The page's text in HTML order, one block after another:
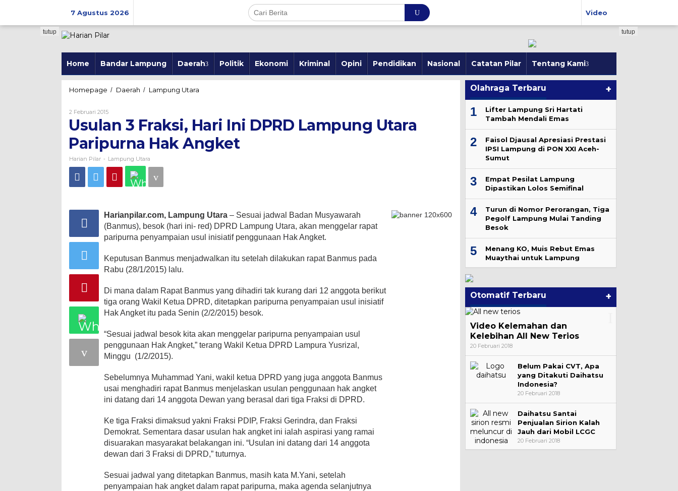
7 Agustus 2026 Video
Home Bandar Lampung Daerah Politik Ekonomi Kriminal Opini Pendidikan Nasional Catatan Pilar Tentang Kami
tutup tutup
Homepage / Daerah / Lampung Utara
Ini
Lampung
Utara
2 Februari 2015Oleh
Pilar
Usulan 3 Fraksi, Hari Ini DPRD Lampung Utara
Paripurna Hak Angket
Harian Pilar - Lampung Utara
Harianpilar.com, Lampung Utara – Sesuai jadwal Badan Musyawarah
(Banmus), besok (hari ini- red) DPRD Lampung Utara, akan menggelar rapat
paripurna penyampaian usul inisiatif penggunaan Hak Angket.
Keputusan Banmus menjadwalkan itu setelah dilakukan rapat Banmus pada
Rabu (28/1/2015) lalu.
Di mana dalam Rapat Banmus yang dihadiri tak kurang dari 12 anggota berikut
tiga orang Wakil Ketua DPRD, ditetapkan paripurna penyampaian usul inisiatif
Hak Angket itu pada Senin (2/2/2015) besok.
“Sesuai jadwal besok kita akan menggelar paripurna penyampaian usul
penggunaan Hak Angket,” terang Wakil Ketua DPRD Lampura Yusrizal,
Minggu (1/2/2015).
Sebelumnya Muhammad Yani, wakil ketua DPRD yang juga anggota Banmus
usai menghadiri rapat Banmus menjelaskan usulan penggunaan hak angket
ini datang dari 14 anggota Dewan yang berasal dari tiga Fraksi di DPRD.
Ke tiga Fraksi dimaksud yakni Fraksi PDIP, Fraksi Gerindra, dan Fraksi
Demokrat. Sementara dasar usulan hak angket ini ialah aspirasi yang ramai
disuarakan masyarakat belakangan ini. “Usulan ini datang dari 14 anggota
dewan dari 3 Fraksi di DPRD,” tuturnya.
Sesuai jadwal yang ditetapkan Banmus, masih kata M.Yani, setelah
penyampaian hak angket dalam rapat paripurna, maka agenda selanjutnya
Olahraga Terbaru +
1
Lifter Lampung Sri Hartati
Tambah Mendali Emas
2
Faisol Djausal Apresiasi Prestasi
IPSI Lampung di PON XXI Aceh-
Sumut
3
Empat Pesilat Lampung
Dipastikan Lolos Semifinal
4
Turun di Nomor Perorangan, Tiga
Pegolf Lampung Mulai Tanding
Besok
5
Menang KO, Muis Rebut Emas
Muaythai untuk Lampung
Otomatif Terbaru +
Video Kelemahan dan
Kelebihan All New Terios
20 Februari 2018
Belum Pakai CVT, Apa
yang Ditakuti Daihatsu
Indonesia?
20 Februari 2018
Daihatsu Santai
Penjualan Sirion Kalah
Jauh dari Mobil LCGC
20 Februari 2018